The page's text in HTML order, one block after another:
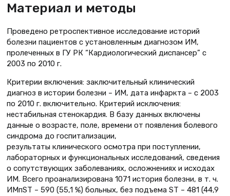
Материал и методы
Проведено ретроспективное исследование историй
болезни пациентов с установленным диагнозом ИМ,
пролеченных в ГУ РК “Кардиологический диспансер” с
2003 по 2010 г.
Критерии включения: заключительный клинический
диагноз в истории болезни – ИМ, дата инфаркта – с 2003
по 2010 г. включительно. Критерий исключения:
нестабильная стенокардия. В базу данных включены
данные о возрасте, поле, времени от появления болевого
синдрома до госпитализации,
результаты клинического осмотра при поступлении,
лабораторных и функциональных исследований, сведения
о сопутствующих заболеваниях, осложнениях и исходах
ИМ. Всего проанализирована 1071 история болезни, в т. ч.
ИМпST – 590 (55,1 %) больных, без подъема ST – 481 (44,9